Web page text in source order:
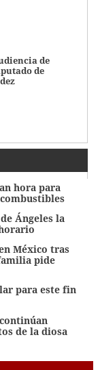
de
de
hora para
Ángeles la
México tras
pide
para este fin
de la diosa